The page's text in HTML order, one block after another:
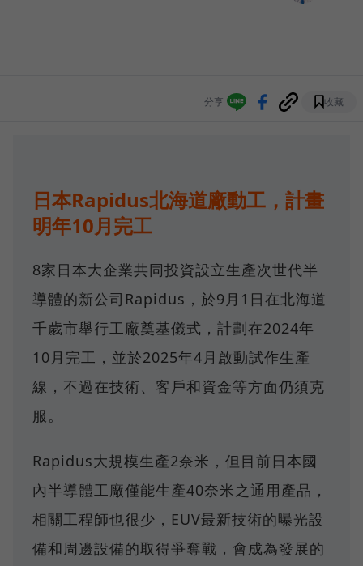
分享 收藏
日本Rapidus北海道廠動工，計畫
明年10月完工
8家日本大企業共同投資設立生產次世代半
導體的新公司Rapidus，於9月1日在北海道
千歲市舉行工廠奠基儀式，計劃在2024年
10月完工，並於2025年4月啟動試作生產
線，不過在技術、客戶和資金等方面仍須克
服。
Rapidus大規模生產2奈米，但目前日本國
內半導體工廠僅能生產40奈米之通用產品，
相關工程師也很少，EUV最新技術的曝光設
備和周邊設備的取得爭奪戰，會成為發展的